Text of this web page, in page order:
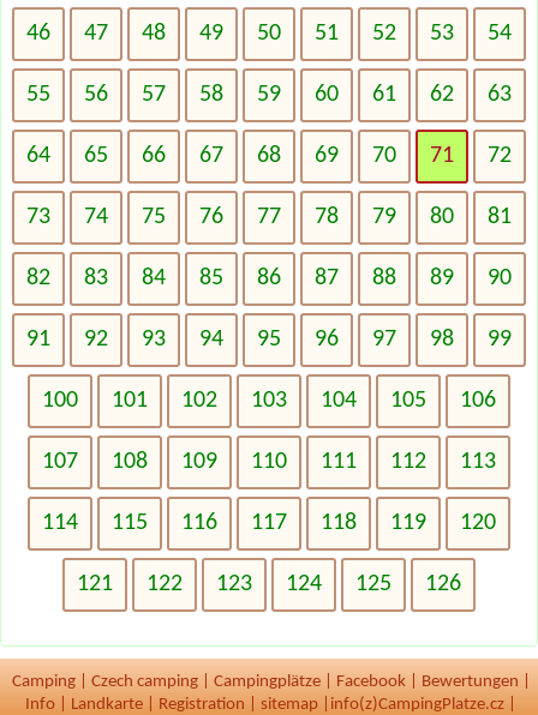
46 47 48 49 50 51 52 53 54
55 56 57 58 59 60 61 62 63
64 65 66 67 68 69 70 71 72
73 74 75 76 77 78 79 80 81
82 83 84 85 86 87 88 89 90
91 92 93 94 95 96 97 98 99
100 101 102 103 104 105 106
107 108 109 110 111 112 113
114 115 116 117 118 119 120
121 122 123 124 125 126
Camping Czech camping Campingplätze Facebook Bewertungen
Info
Landkarte Registration sitemap info(z)CampingPlatze.cz |